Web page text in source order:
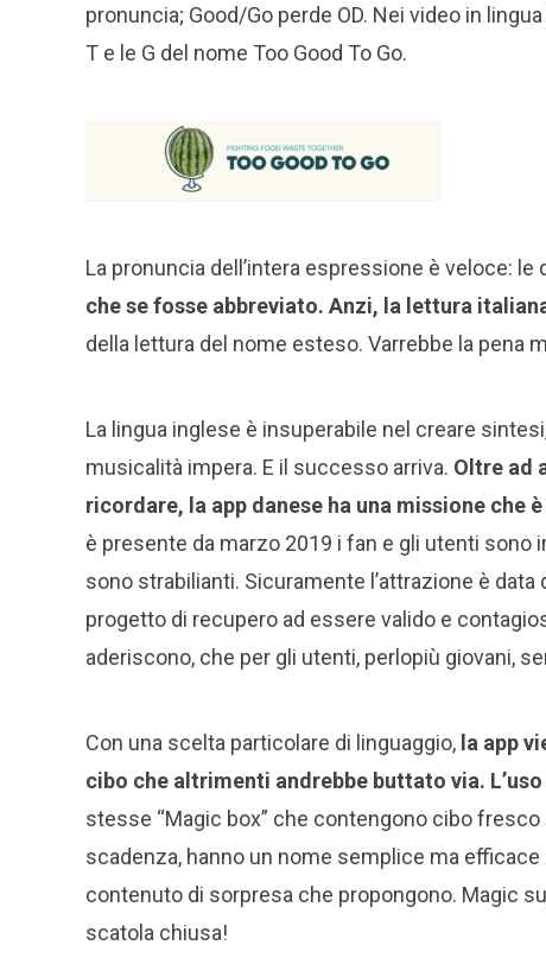
pronuncia; Good/Go perde OD. Nei video in
T e le G del nome Too Good To Go.
La pronuncia dell’intera espressione è veloce: le
che se fosse abbreviato. Anzi, la lettura
della lettura del nome esteso. Varrebbe la pena
La lingua inglese è insuperabile nel creare
musicalità impera. E il successo arriva. Oltre ad
ricordare, la app danese ha una missione che
è presente da marzo 2019 i fan e gli utenti sono
sono strabilianti. Sicuramente l’attrazione è
progetto di recupero ad essere valido e
aderiscono, che per gli utenti, perlopiù giovani,
Con una scelta particolare di linguaggio, la app
cibo che altrimenti andrebbe buttato via.
stesse “Magic box” che contengono cibo
scadenza, hanno un nome semplice ma
contenuto di sorpresa che propongono. Magic
scatola chiusa!